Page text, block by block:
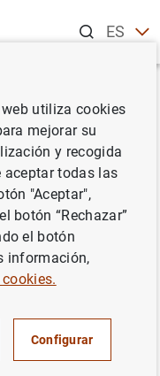
ESEN
de la
pese a
BCE
utiliza cookies
mejorar su
y recogida
aceptar todas las
"Aceptar",
botón “Rechazar”
el botón
información,
Configurar